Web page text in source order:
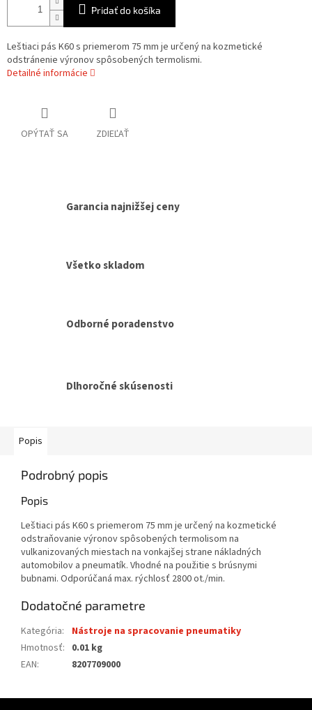
Pridať do košíka
Leštiaci pás K60 s priemerom 75 mm je určený na kozmetické
odstránenie výronov spôsobených termolismi.
Detailné informácie
OPÝTAŤ SA ZDIEĽAŤ
Garancia najnižšej ceny
Všetko skladom
Odborné poradenstvo
Dlhoročné skúsenosti
Popis
Podrobný popis
Popis
Leštiaci pás K60 s priemerom 75 mm je určený na kozmetické
odstraňovanie výronov spôsobených termolisom na
vulkanizovaných miestach na vonkajšej strane nákladných
automobilov a pneumatík. Vhodné na použitie s brúsnymi
bubnami. Odporúčaná max. rýchlosť 2800 ot./min.
Dodatočné parametre
Kategória:
Nástroje na spracovanie pneumatiky
Hmotnosť: 0.01 kg
EAN: 8207709000